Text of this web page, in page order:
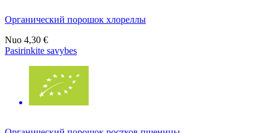
Органический порошок хлореллы
Nuo 4,30 €
Pasirinkite savybes